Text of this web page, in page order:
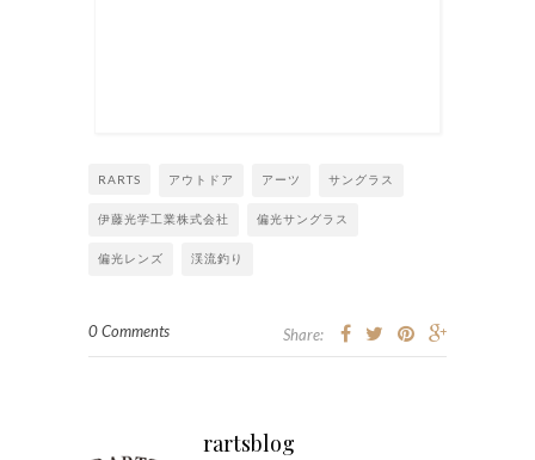
RARTS アウトドア アーツ サングラス
伊藤光学工業株式会社 偏光サングラス
偏光レンズ 渓流釣り
0 Comments Share:
rartsblog